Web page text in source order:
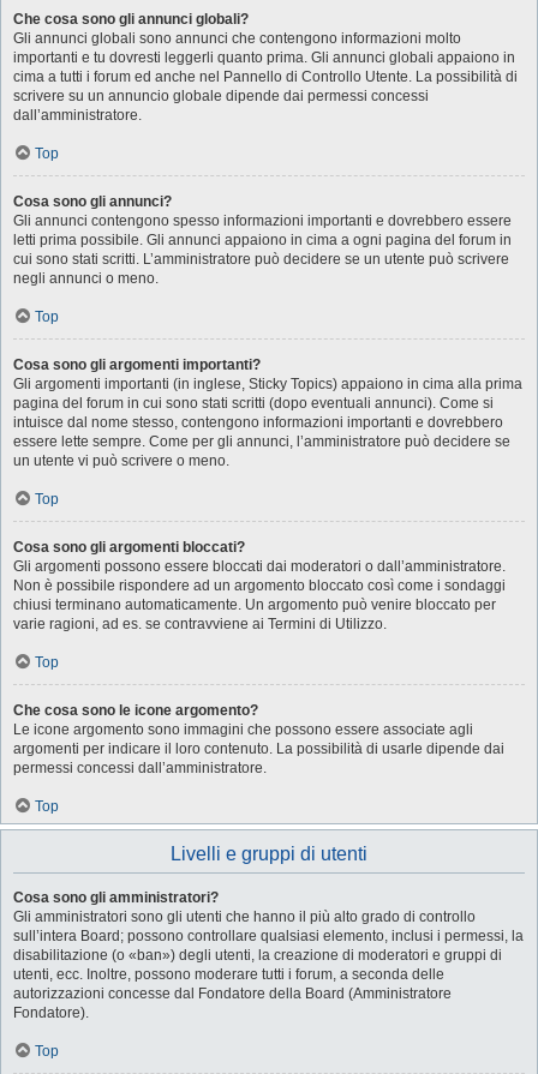
Che cosa sono gli annunci globali?
Gli annunci globali sono annunci che contengono informazioni molto
importanti e tu dovresti leggerli quanto prima. Gli annunci globali appaiono in
cima a tutti i forum ed anche nel Pannello di Controllo Utente. La possibilità di
scrivere su un annuncio globale dipende dai permessi concessi
dall’amministratore.
Top
Cosa sono gli annunci?
Gli annunci contengono spesso informazioni importanti e dovrebbero essere
letti prima possibile. Gli annunci appaiono in cima a ogni pagina del forum in
cui sono stati scritti. L’amministratore può decidere se un utente può scrivere
negli annunci o meno.
Top
Cosa sono gli argomenti importanti?
Gli argomenti importanti (in inglese, Sticky Topics) appaiono in cima alla prima
pagina del forum in cui sono stati scritti (dopo eventuali annunci). Come si
intuisce dal nome stesso, contengono informazioni importanti e dovrebbero
essere lette sempre. Come per gli annunci, l’amministratore può decidere se
un utente vi può scrivere o meno.
Top
Cosa sono gli argomenti bloccati?
Gli argomenti possono essere bloccati dai moderatori o dall’amministratore.
Non è possibile rispondere ad un argomento bloccato così come i sondaggi
chiusi terminano automaticamente. Un argomento può venire bloccato per
varie ragioni, ad es. se contravviene ai Termini di Utilizzo.
Top
Che cosa sono le icone argomento?
Le icone argomento sono immagini che possono essere associate agli
argomenti per indicare il loro contenuto. La possibilità di usarle dipende dai
permessi concessi dall’amministratore.
Top
Livelli e gruppi di utenti
Cosa sono gli amministratori?
Gli amministratori sono gli utenti che hanno il più alto grado di controllo
sull’intera Board; possono controllare qualsiasi elemento, inclusi i permessi, la
disabilitazione (o «ban») degli utenti, la creazione di moderatori e gruppi di
utenti, ecc. Inoltre, possono moderare tutti i forum, a seconda delle
autorizzazioni concesse dal Fondatore della Board (Amministratore
Fondatore).
Top